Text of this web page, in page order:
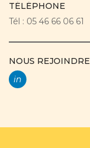
TÉLÉPHONE
Tél : 05 46 66 06 61
NOUS REJOINDRE
in